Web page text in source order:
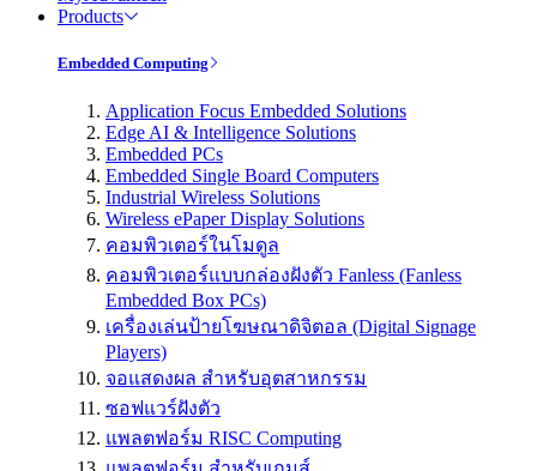
Products
Embedded Computing
Application Focus Embedded Solutions
Edge AI & Intelligence Solutions
Embedded PCs
Embedded Single Board Computers
Industrial Wireless Solutions
Wireless ePaper Display Solutions
คอมพิวเตอร์ในโมดูล
คอมพิวเตอร์แบบกล่องฝังตัว Fanless (Fanless
Embedded Box PCs)
เครื่องเล่นป้ายโฆษณาดิจิตอล (Digital Signage
Players)
จอแสดงผล สำหรับอุตสาหกรรม
ซอฟแวร์ฝังตัว
แพลตฟอร์ม RISC Computing